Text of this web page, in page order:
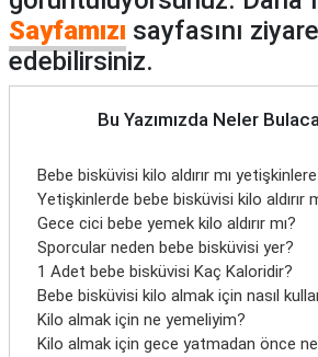
Sayfamızı sayfasını
edebilirsiniz.
Bu Yazımızda Neler
Bebe bisküvisi kilo aldırır mı yetişkinlere
Yetişkinlerde bebe bisküvisi kilo aldırır
Gece cici bebe yemek kilo aldırır mı?
Sporcular neden bebe bisküvisi yer?
1 Adet bebe bisküvisi Kaç Kaloridir?
Bebe bisküvisi kilo almak için nasıl
Kilo almak için ne yemeliyim?
Kilo almak için gece yatmadan önce